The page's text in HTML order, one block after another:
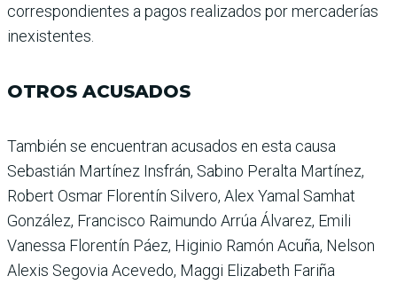
correspondientes a pagos realizados por mercaderías
inexistentes.
OTROS ACUSADOS
También se encuentran acu­sados en esta causa
Sebastián Martínez Insfrán, Sabino Peralta Martínez,
Robert Osmar Florentín Silvero, Alex Yamal Samhat
González, Francisco Raimundo Arrúa Álvarez, Emili
Vanessa Flo­rentín Páez, Higinio Ramón Acuña, Nelson
Alexis Sego­via Acevedo, Maggi Eliza­beth Fariña